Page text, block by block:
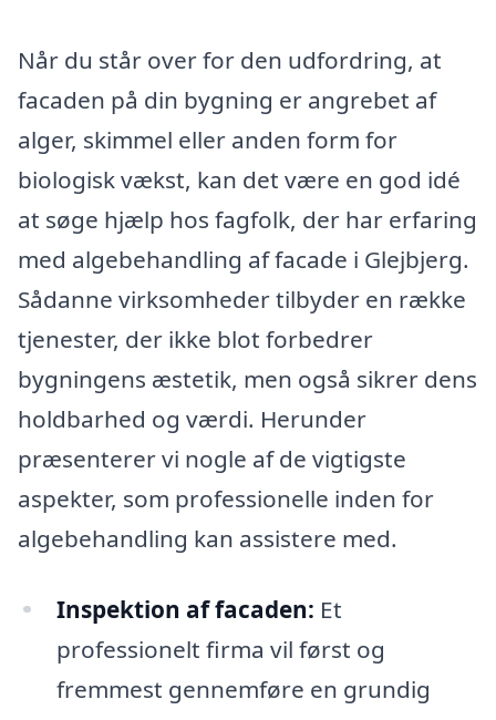
Når du står over for den udfordring, at
facaden på din bygning er angrebet af
alger, skimmel eller anden form for
biologisk vækst, kan det være en god idé
at søge hjælp hos fagfolk, der har erfaring
med algebehandling af facade i Glejbjerg.
Sådanne virksomheder tilbyder en række
tjenester, der ikke blot forbedrer
bygningens æstetik, men også sikrer dens
holdbarhed og værdi. Herunder
præsenterer vi nogle af de vigtigste
aspekter, som professionelle inden for
algebehandling kan assistere med.
Inspektion af facaden: Et
professionelt firma vil først og
fremmest gennemføre en grundig